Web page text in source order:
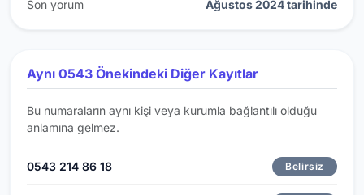
Son yorum
Ağustos 2024 tarihinde
Aynı 0543 Önekindeki Diğer Kayıtlar
Bu numaraların aynı kişi veya kurumla bağlantılı olduğu
anlamına gelmez.
0543 214 86 18 Belirsiz